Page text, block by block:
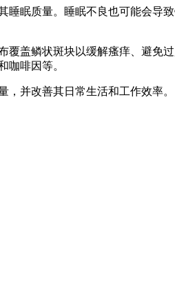
眠质量。睡眠不良也可能会导
盖鳞状斑块以缓解瘙痒、避免
咖啡因等。
并改善其日常生活和工作效率。